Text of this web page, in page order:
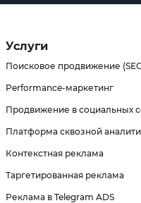
Услуги
Поисковое продвижение
Performance-маркетинг
Продвижение в социальных
Платформа сквозной
Контекстная реклама
Таргетированная реклама
Реклама в Telegram ADS